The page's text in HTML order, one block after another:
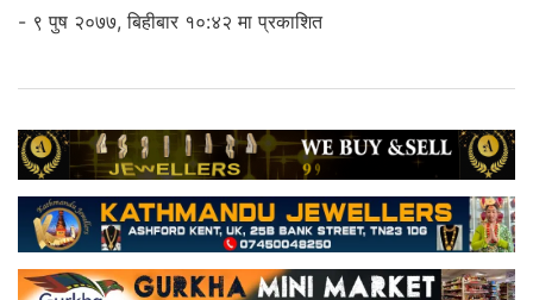
- ९ पुष २०७७, बिहीबार १०:४२ मा प्रकाशित